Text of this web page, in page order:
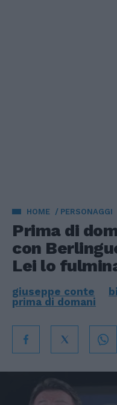
HOME PERSONAGGI
Prima di
con
Lei lo
giuseppe conte
prima di domani